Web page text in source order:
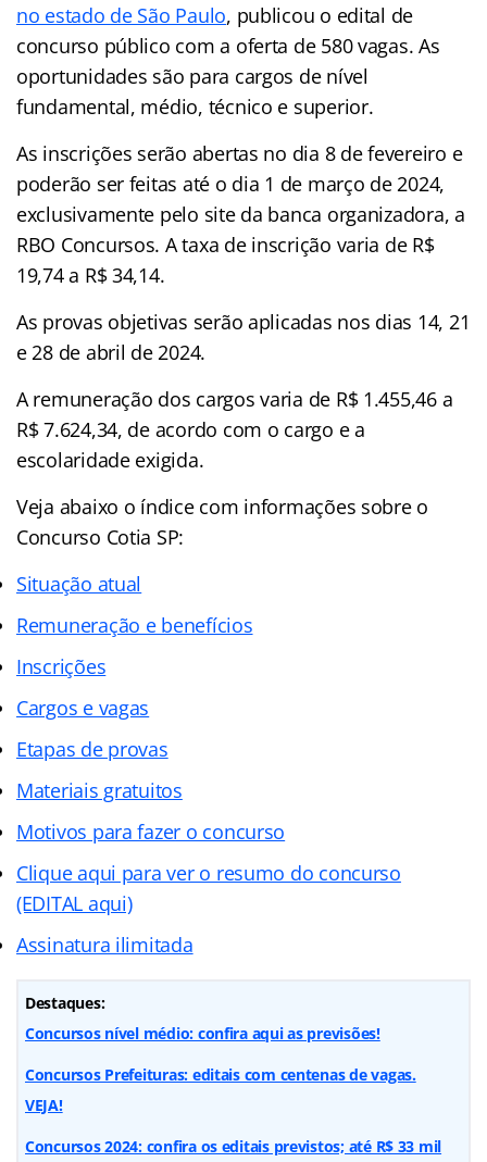
no estado de São Paulo, publicou o edital de
concurso público com a oferta de 580 vagas. As
oportunidades são para cargos de nível
fundamental, médio, técnico e superior.
As inscrições serão abertas no dia 8 de fevereiro e
poderão ser feitas até o dia 1 de março de 2024,
exclusivamente pelo site da banca organizadora, a
RBO Concursos. A taxa de inscrição varia de R$
19,74 a R$ 34,14.
As provas objetivas serão aplicadas nos dias 14, 21
e 28 de abril de 2024.
A remuneração dos cargos varia de R$ 1.455,46 a
R$ 7.624,34, de acordo com o cargo e a
escolaridade exigida.
Veja abaixo o índice com informações sobre o
Concurso Cotia SP:
Situação atual
Remuneração e benefícios
Inscrições
Cargos e vagas
Etapas de provas
Materiais gratuitos
Motivos para fazer o concurso
Clique aqui para ver o resumo do concurso
(EDITAL aqui)
Assinatura ilimitada
Destaques:
Concursos nível médio: confira aqui as previsões!
Concursos Prefeituras: editais com centenas de vagas.
VEJA!
Concursos 2024: confira os editais previstos; até R$ 33 mil